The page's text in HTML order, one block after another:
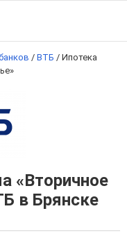
/ ВТБ / Ипотека
«Вторичное
в Брянске